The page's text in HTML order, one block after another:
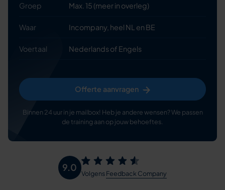
Groep Max. 15 (meer in overleg)
Waar Incompany, heel NL en BE
Voertaal Nederlands of Engels
Offerte aanvragen
Binnen 24 uur in je mailbox! Heb je andere wensen? We passen
de training aan op jouw behoeftes.
9.0
VolgensFeedback Company